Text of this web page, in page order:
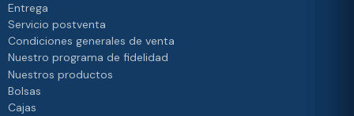
Entrega
Servicio postventa
Condiciones generales de venta
Nuestro programa de fidelidad
Nuestros productos
Bolsas
Cajas